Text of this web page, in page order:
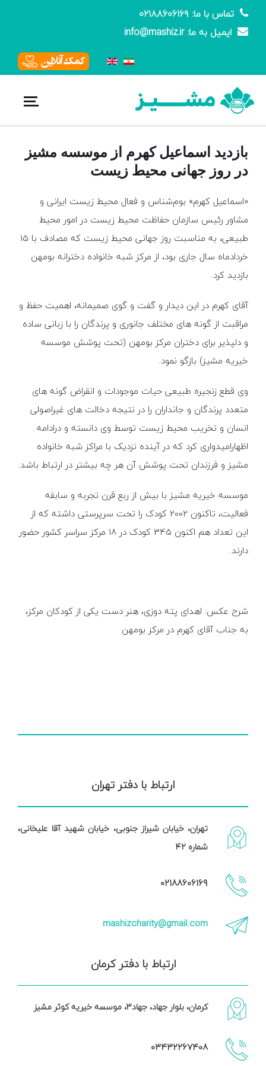
تماس با ما: ۰۲۱۸۸۶۰۶۱۶۹
ایمیل به ما: info@mashiz.ir
بازدید اسماعیل کهرم از موسسه مشیز
در روز جهانی محیط زیست
«اسماعیل کهرم» بوم‌شناس و فعال محیط زیست ایرانی و
مشاور رئیس سازمان حفاظت محیط زیست در امور محیط
طبیعی، به مناسبت روز جهانی محیط زیست که مصادف با 15
خردادماه سال جاری بود، از مرکز شبه خانواده دخترانه بومهن
بازدید کرد.
آقای کهرم در این دیدار و گفت و گوی صمیمانه، اهمیت حفظ و
مراقبت از گونه های مختلف جانوری و پرندگان را با زبانی ساده
و دلپذیر برای دختران مرکز بومهن (تحت پوشش موسسه
خیریه مشیز) بازگو نمود.
وی قطع زنجیره طبیعی حیات موجودات و انقراض گونه های
متعدد پرندگان و جانداران را در نتیجه دخالت های غیراصولی
انسان و تخریب محیط زیست توسط وی دانسته و درادامه
اظهارامیدواری کرد که در آینده نزدیک با مراکز شبه خانواده
مشیز و فرزندان تحت پوشش آن هر چه بیشتر در ارتباط باشد.
موسسه خیریه مشیز با بیش از ربع قرن تجربه و سابقه
فعالیت، تاکنون 2002 کودک را تحت سرپرستی داشته که از
این تعداد هم اکنون 345 کودک در 18 مرکز سراسر کشور حضور
دارند.
شرح عکس: اهدای پته دوزی، هنر دست یکی از کودکان مرکز،
به جناب آقای کهرم در مرکز بومهن
ارتباط با دفتر تهران
تهران، خیابان شیراز جنوبی، خیابان شهید آقا علیخانی،
شماره ۴۲
۰۲۱۸۸۶۰۶۱۶۹
mashizcharity@gmail.com
ارتباط با دفتر کرمان
کرمان، بلوار جهاد، جهاد۳، موسسه خیریه کوثر مشیز
۰۳۴۳۲۲۶۷۴۰۸